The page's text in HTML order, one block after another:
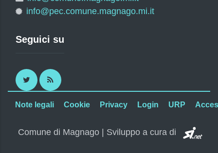
info@pec.comune.magnago.mi.it
Seguici su
Twitter RSS
Note legali Cookie Privacy Login URP
Comune di Magnago | Sviluppo a cura di